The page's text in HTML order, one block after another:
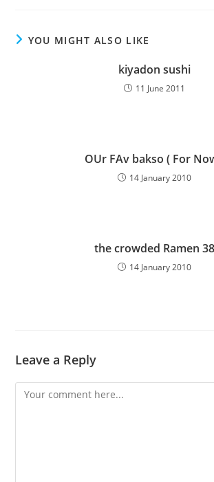
YOU MIGHT ALSO LIKE
kiyadon sushi
11 June 2011
OUr FAv bakso ( For
14 January 2010
the crowded Ramen 38
14 January 2010
Leave a Reply
Comment